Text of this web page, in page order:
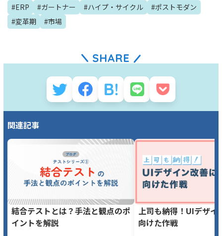
#ERP #ガートナー #ハイプ・サイクル #ポストモダン
#変革期 #市場
関連記事
結合テストとは？手法と観点のポ
イントを解説
上司も納得！UIデザイ
向けた作戦